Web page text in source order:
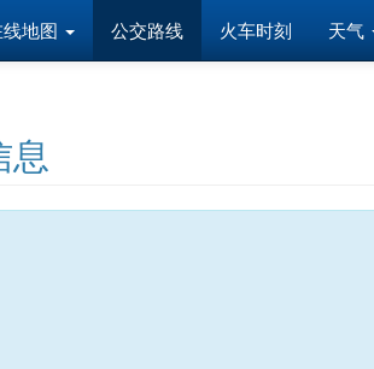
地图 公交路线 火车时刻 天气
息